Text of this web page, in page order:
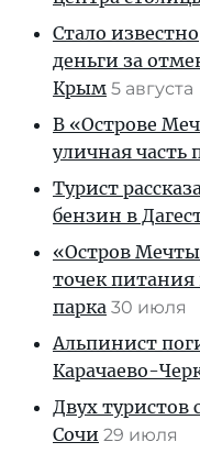
Стало
деньги за
Крым 5 августа
В «Острове
уличная часть
Турист
бензин в
«Остров
точек питания
парка 30 июля
Альпинист
Карачаево-
Двух
Сочи 29 июля